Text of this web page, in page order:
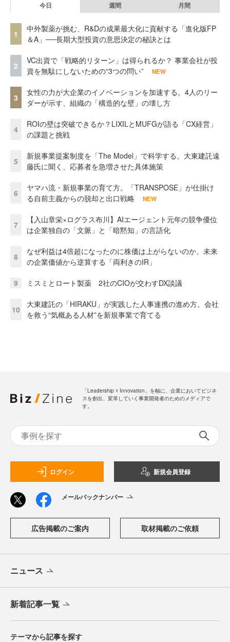
今日 週間 月間
1
中外製薬が挑む、R&Dの成果最大化に貢献する「進化版FP
＆A」──長期大型投資の意思決定の秘訣とは
2
VC出資で「戦略的リターン」は得られるか？ 事業会社が投
資を無駄にしないための“3つの問い”
NEW
3
女性の力が大企業のイノベーションを加速する。4人のリー
ダーが示す、組織の「構造的な壁」の壊し方
4
ROIの壁は突破できるか？LIXILとMUFGが語る「CX経営」
の課題と挑戦
5
新規事業提案制度を「The Model」で科学する。大東建託遠
藤氏に聞く、応募者を急増させた具体施策
6
ヤマハ流・新規事業の育て方。「TRANSPOSE」が仕掛け
る自前主義からの脱却と出口戦略
NEW
7
【入山章栄×ログラス布川】AIエージェント元年の競争優位
は企業独自の「文脈」と「暗黙知」の言語化
8
なぜ利益は4倍超になったのに株価は上がらないのか。未来
の企業価値から逆算する「両利きのIR」
9 ミスミとロート製薬 2社のCIOが交わすDX談議
10
大東建託の「HIRAKU」が実践した人事連携の進め方。会社
を救う“気概ある人材”を新規事業で育てる
「Leadership ☓ Innovation」を軸に、企業においてビジネ
スを創出、変革していく事業開発者のためのメディアで
す。
ログイン 新規会員登録
メールバックナンバー
広告掲載のご案内 取材掲載のご依頼
ニュース
新着記事一覧
テーマから記事を探す